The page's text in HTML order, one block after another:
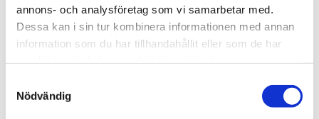
annons- och analysföretag som vi samarbetar med.
Dessa kan i sin tur kombinera informationen med annan
information som du har tillhandahållit eller som de har
Nödvändig